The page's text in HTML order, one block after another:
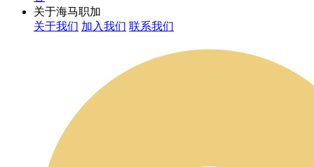
关于海马职加
关于我们 加入我们 联系我们